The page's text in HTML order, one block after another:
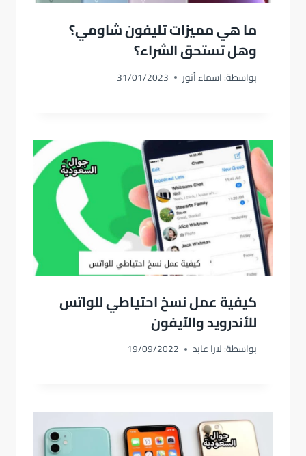
ما هي مميزات تليفون شاومي؟
وهل تستحق الشراء؟
بواسطة:اسماء أنور 31/01/2023
كيفية عمل نسخ احتياطي للواتس
للأندرويد والآيفون
بواسطة:لارا عابد 19/09/2022